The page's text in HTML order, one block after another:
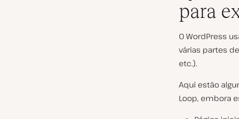
para
O WordPress
várias partes
etc.).
Aqui estão
Loop, embora